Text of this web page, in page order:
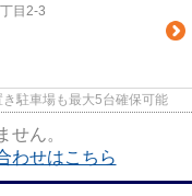
丁目2-3
駐車場も最大5台確保可能
せん。
わせはこちら